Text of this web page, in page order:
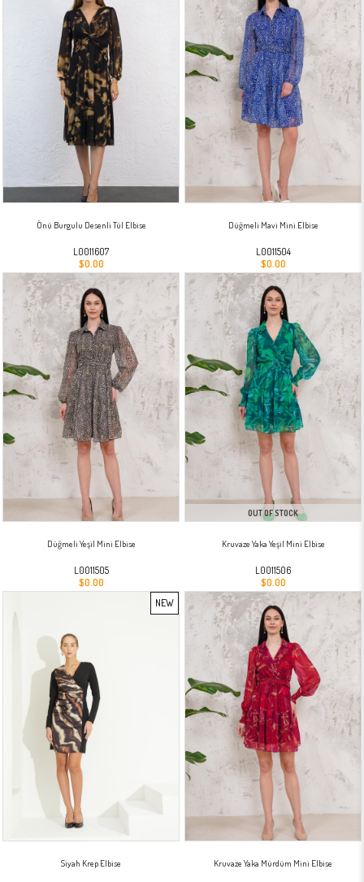
Önü Burgulu Desenli Tül Elbise
L0011607
$0.00
Düğmeli Mavi Mini Elbise
L0011504
$0.00
Düğmeli Yeşil Mini Elbise
L0011505
$0.00
OUT OF STOCK
Kruvaze Yaka Yeşil Mini Elbise
L0011506
$0.00
Siyah Krep Elbise
NEW
Kruvaze Yaka Mürdüm Mini Elbise